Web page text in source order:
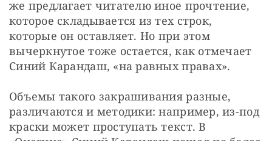
же предлагает читателю иное прочтение,
которое складывается из тех строк,
которые он оставляет. Но при этом
вычеркнутое тоже остается, как отмечает
Синий Карандаш, «на равных правах».
Объемы такого закрашивания разные,
различаются и методики: например, из-под
краски может проступать текст. В